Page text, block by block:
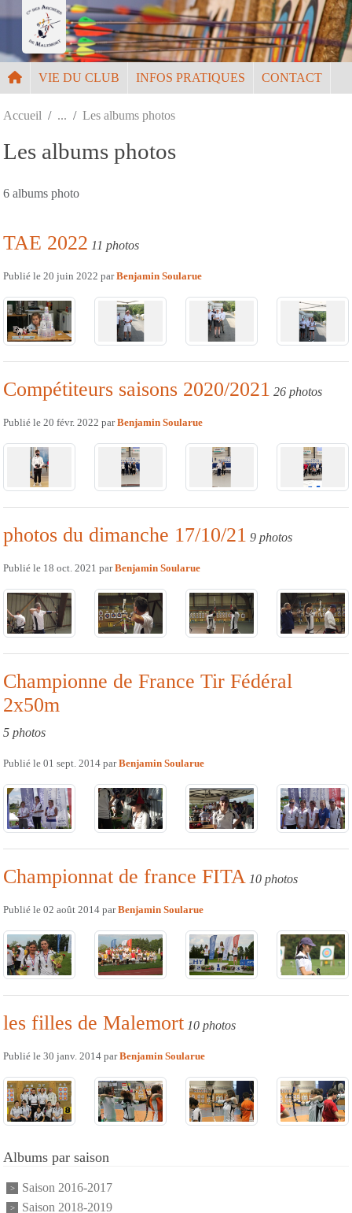
VIE DU CLUB INFOS PRATIQUES CONTACT
Accueil Les albums photos
Les albums photos
6 albums photo
TAE 2022 11 photos
Publié le 20 juin 2022 parBenjamin Soularue
Compétiteurs saisons 2020/2021 26 photos
Publié le 20 févr. 2022 parBenjamin Soularue
photos du dimanche 17/10/21 9 photos
Publié le 18 oct. 2021 parBenjamin Soularue
Championne de France Tir Fédéral
2x50m
5 photos
Publié le 01 sept. 2014 parBenjamin Soularue
Championnat de france FITA 10 photos
Publié le 02 août 2014 parBenjamin Soularue
les filles de Malemort 10 photos
Publié le 30 janv. 2014 parBenjamin Soularue
Albums par saison
Saison 2016-2017
Saison 2018-2019
Panneau de gestion des cookies